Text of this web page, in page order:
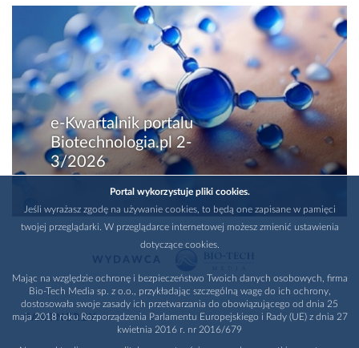
e-Kwartalnik portalu
Biotechnologia.pl 2-
3/2026
PARTNERZY
Portal wykorzystuje pliki cookies.
Jeśli wyrażasz zgodę na używanie cookies, to będą one zapisane w pamięci
twojej przeglądarki. W przeglądarce internetowej możesz zmienić ustawienia
dotyczące cookies.
Mając na względzie ochronę i bezpieczeństwo Twoich danych osobowych, firma
Bio-Tech Media sp. z o.o., przykładając szczególną wagę do ich ochrony,
dostosowała swoje zasady ich przetwarzania do obowiązującego od dnia 25
maja 2018 roku Rozporządzenia Parlamentu Europejskiego i Rady (UE) z dnia 27
kwietnia 2016 r. nr 2016/679